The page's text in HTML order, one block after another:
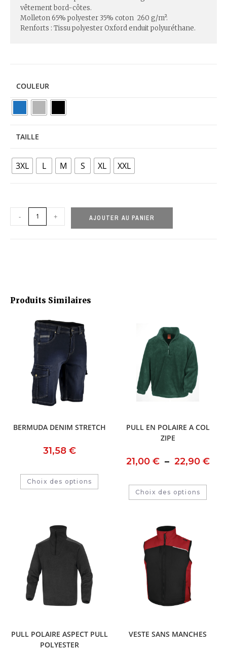
vêtement bord-côtes.
Molleton 65% polyester 35% coton 260 g/m².
Renforts : Tissu polyester Oxford enduit polyuréthane.
COULEUR
TAILLE
3XL L M S XL XXL
- + AJOUTER AU PANIER
Produits Similaires
BERMUDA DENIM STRETCH
31,58 €
Choix des options
PULL EN POLAIRE A COL
ZIPE
21,00 € – 22,90 €
Choix des options
PULL POLAIRE ASPECT PULL
POLYESTER
VESTE SANS MANCHES